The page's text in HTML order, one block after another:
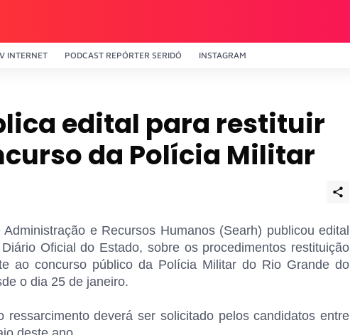
INTERNET PODCAST REPÓRTER SERIDÓ INSTAGRAM
edital para restituir
da Polícia Militar
e Recursos Humanos (Searh) publicou edital
Oficial do Estado, sobre os procedimentos restituição
ao concurso público da Polícia Militar do Rio Grande do
o dia 25 de janeiro.
ressarcimento deverá ser solicitado pelos candidatos entre